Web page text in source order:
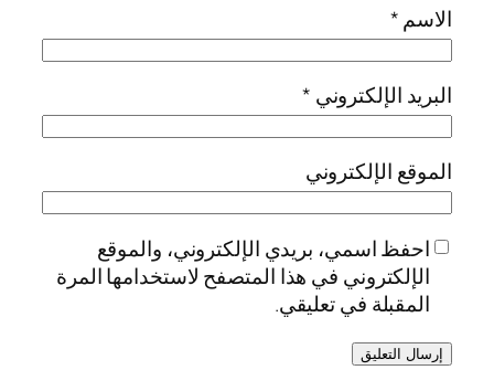
الاسم*
البريد الإلكتروني *
الموقع الإلكتروني
احفظ اسمي، بريدي الإلكتروني، والموقع
الإلكتروني في هذا المتصفح لاستخدامها المرة
المقبلة في تعليقي.